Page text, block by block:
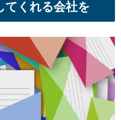
てくれる会社を